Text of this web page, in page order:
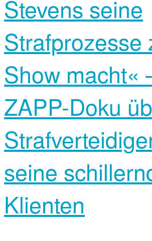
Stevens seine
Strafprozesse
Show macht«
ZAPP-Doku
seine
Klienten